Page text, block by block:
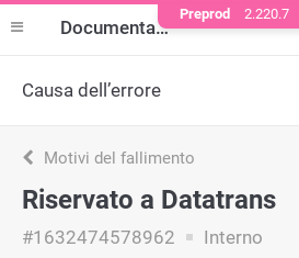
Documentazione
Causa dell’errore
Motivi del fallimento
Riservato a Datatrans
#1632474578962 Interno
Preprod 2.220.7